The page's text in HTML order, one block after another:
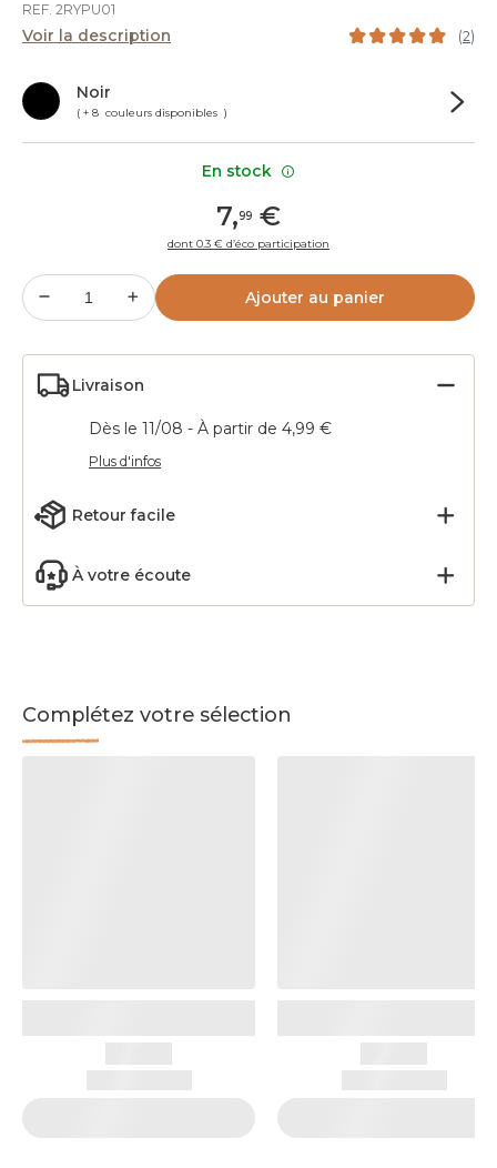
REF. 2RYPU01
Voir la description (2)
Noir
( + 8 couleurs disponibles )
7,99 €
dont 0.3 € d’éco participation
Ajouter au panier
Livraison
Dès le 11/08 - À partir de 4,99 €
Plus d'infos
Retour facile
À votre écoute
Complétez votre sélection